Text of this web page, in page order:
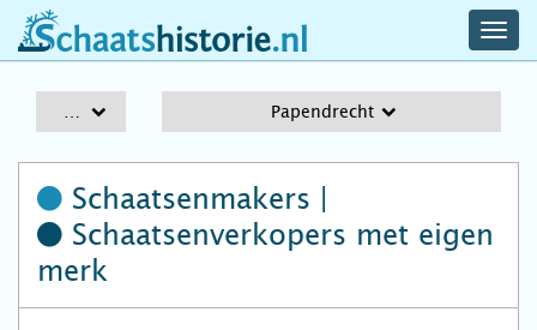
schaatshistorie.nl
Papendrecht
Schaatsenmakers |
Schaatsenverkopers met eigen
merk